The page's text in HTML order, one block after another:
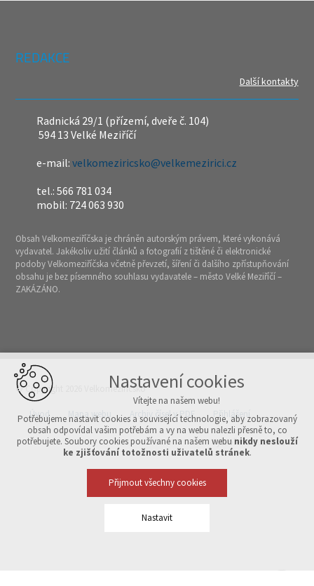
REDAKCE
Další kontakty
Radnická 29/1 (přízemí, dveře č. 104)
594 13 Velké Meziříčí
e-mail:velkomeziricsko@velkemezirici.cz
tel.: 566 781 034
mobil: 724 063 930
Obsah Velkomeziříčska je chráněn autorským právem, které vykonává
vydavatel. Jakékoliv užití článků a fotografií z tištěné či elektronické
podoby Velkomeziříčska včetně převzetí, šíření či dalšího zpřístupňování
obsahu je bez písemného souhlasu vydavatele – město Velké Meziříčí –
ZAKÁZÁNO.
© Copyright 2026 Velkomeziříčsko
Úvod Mapa webu Archiv čísel v PDF Přihlášení
Vytvořeno v xart.cz
Nastavení cookies
Vítejte na našem webu!
Potřebujeme nastavit cookies a související technologie, aby zobrazovaný
obsah odpovídal vašim potřebám a vy na webu nalezli přesně to, co
potřebujete. Soubory cookies používané na našem webu nikdy neslouží
ke zjišťování totožnosti uživatelů stránek.
Přijmout všechny cookies
Nastavit